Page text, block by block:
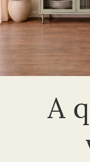
A